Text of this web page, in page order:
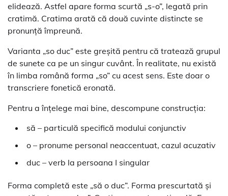
elidează. Astfel apare forma scurtă „s-o”, legată prin
cratimă. Cratima arată că două cuvinte distincte se
pronunță împreună.
Varianta „so duc” este greșită pentru că tratează grupul
de sunete ca pe un singur cuvânt. În realitate, nu există
în limba română forma „so” cu acest sens. Este doar o
transcriere fonetică eronată.
Pentru a înțelege mai bine, descompune construcția:
să – particulă specifică modului conjunctiv
o – pronume personal neaccentuat, cazul acuzativ
duc – verb la persoana I singular
Forma completă este „să o duc”. Forma prescurtată și